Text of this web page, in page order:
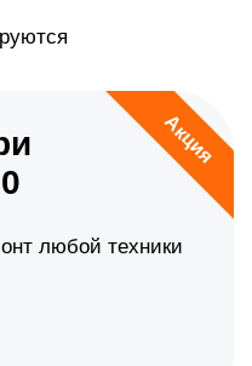
Акция
любой техники